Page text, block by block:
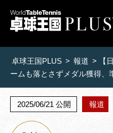
卓球王国PLUS > 報道 >
【
ームも落とさずメダル獲得、
2025/06/21 公開 報道